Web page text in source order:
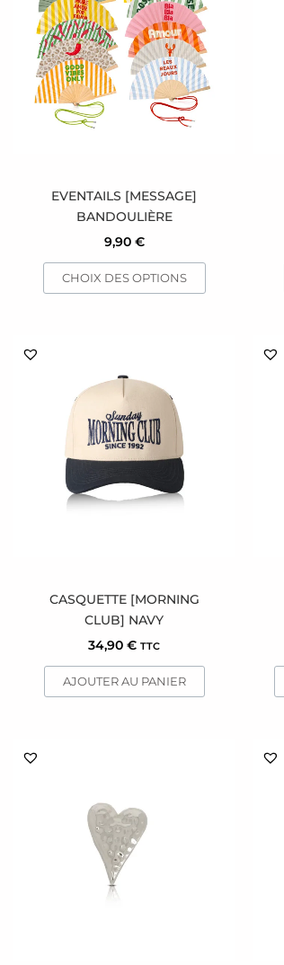
EVENTAILS [MESSAGE]
BANDOULIÈRE
9,90 €
CHOIX DES OPTIONS
variations.
Les
options
peuvent
page
du
CASQUETTE [MORNING
CLUB] NAVY
34,90€ TTC
AJOUTER AU PANIER